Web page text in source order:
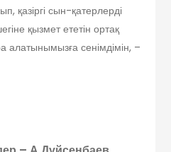
қазіргі сын-қатерлерді
қызмет ететін ортақ
алатынымызға сенімдімін, –